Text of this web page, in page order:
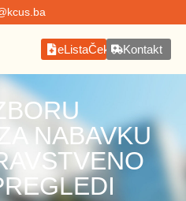
eListaČekanjaKontakt
NABAVKU